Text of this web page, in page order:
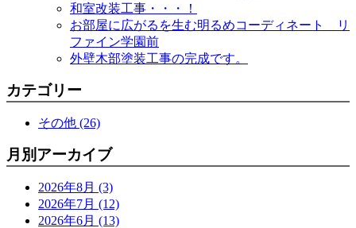
和室改装工事・・・！
お部屋に広がるを生む明るめコーディネート リ
ファイン学園前
外壁木部塗装工事の完成です。
カテゴリー
その他 (26)
月別アーカイブ
2026年8月 (3)
2026年7月 (12)
2026年6月 (13)